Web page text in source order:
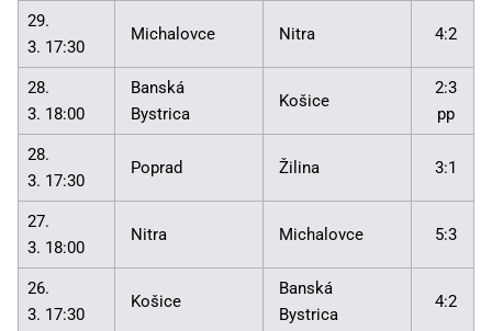
29.
3. 17:30
Michalovce Nitra 4:2
28.
3. 18:00
Banská
Bystrica
Košice
2:3
pp
28.
3. 17:30
Poprad Žilina 3:1
27.
3. 18:00
Nitra Michalovce 5:3
26.
3. 17:30
Košice
Banská
Bystrica
4:2